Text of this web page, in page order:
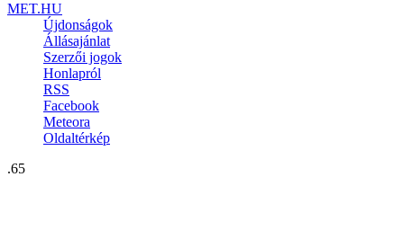
MET.HU
Újdonságok
Állásajánlat
Szerzői jogok
Honlapról
RSS
Facebook
Meteora
Oldaltérkép
.65